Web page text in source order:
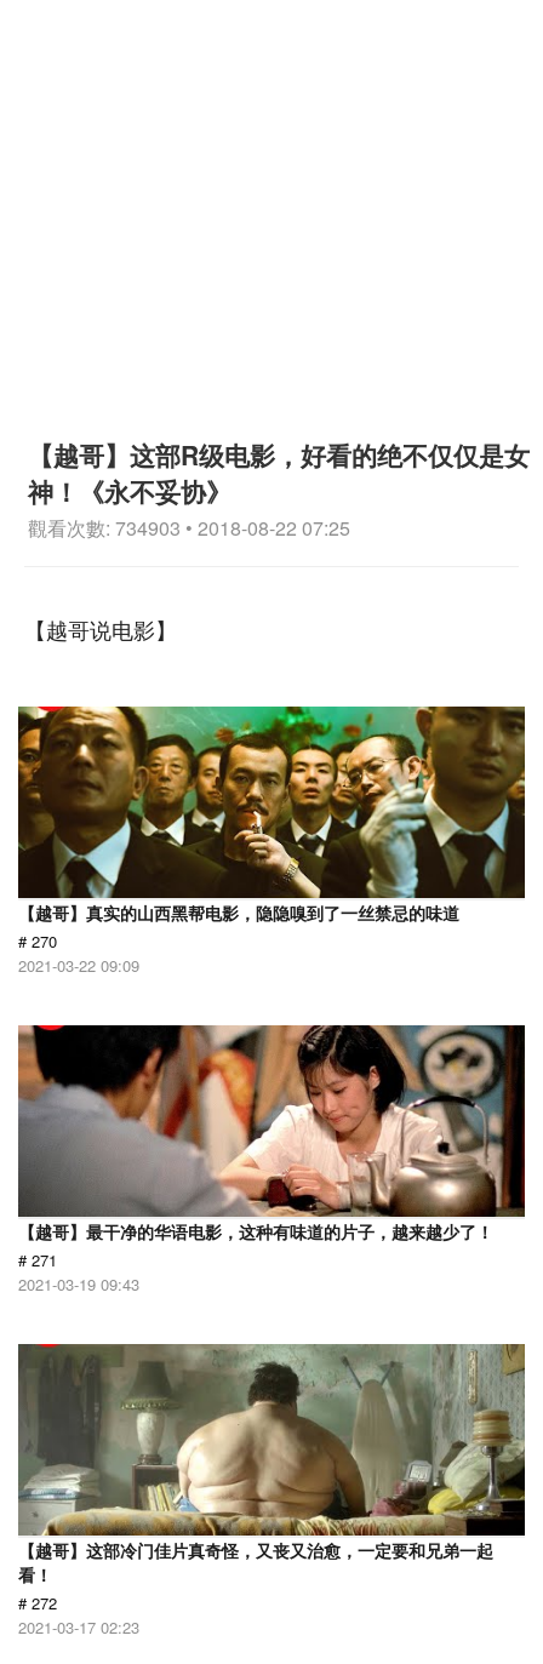
【越哥】这部R级电影，好看的绝不仅仅是女
神！《永不妥协》
觀看次數: 734903 • 2018-08-22 07:25
【越哥说电影】
【越哥】真实的山西黑帮电影，隐隐嗅到了一丝禁忌的味道
# 270
2021-03-22 09:09
【越哥】最干净的华语电影，这种有味道的片子，越来越少了！
# 271
2021-03-19 09:43
【越哥】这部冷门佳片真奇怪，又丧又治愈，一定要和兄弟一起
看！
# 272
2021-03-17 02:23